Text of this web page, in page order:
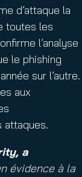
d’attaque la
toutes les
l’analyse
le phishing
sur l’autre.
aux
a
évidence à la